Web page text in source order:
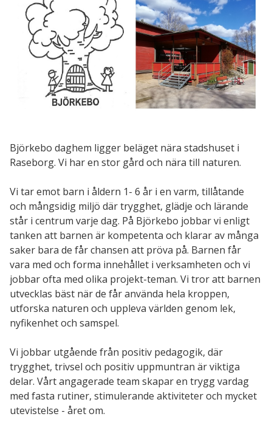
Björkebo daghem ligger beläget nära stadshuset i
Raseborg. Vi har en stor gård och nära till naturen.
Vi tar emot barn i åldern 1- 6 år i en varm, tillåtande
och mångsidig miljö där trygghet, glädje och lärande
står i centrum varje dag. På Björkebo jobbar vi enligt
tanken att barnen är kompetenta och klarar av många
saker bara de får chansen att pröva på. Barnen får
vara med och forma innehållet i verksamheten och vi
jobbar ofta med olika projekt-teman. Vi tror att barnen
utvecklas bäst när de får använda hela kroppen,
utforska naturen och uppleva världen genom lek,
nyfikenhet och samspel.
Vi jobbar utgående från positiv pedagogik, där
trygghet, trivsel och positiv uppmuntran är viktiga
delar. Vårt angagerade team skapar en trygg vardag
med fasta rutiner, stimulerande aktiviteter och mycket
utevistelse - året om.